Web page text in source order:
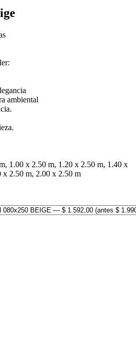
ambiental
1.00 x 2.50 m, 1.20 x 2.50 m, 1.40 x
x 2.50 m, 2.00 x 2.50 m